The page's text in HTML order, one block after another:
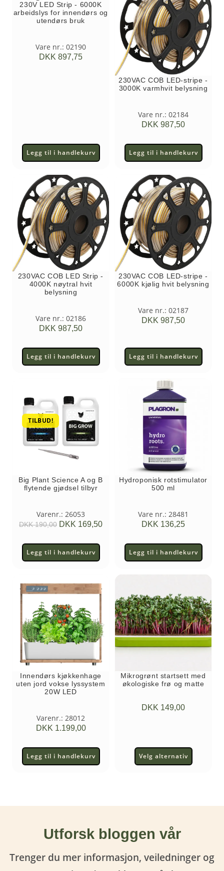
230V LED Strip - 6000K
arbeidslys for innendørs og
utendørs bruk
Vare nr.: 02190
DKK 897,75
Legg til i handlekurv
230VAC COB LED-stripe -
3000K varmhvit belysning
Vare nr.: 02184
DKK 987,50
Legg til i handlekurv
230VAC COB LED Strip -
4000K nøytral hvit
belysning
Vare nr.: 02186
DKK 987,50
Legg til i handlekurv
230VAC COB LED-stripe -
6000K kjølig hvit belysning
Vare nr.: 02187
DKK 987,50
Legg til i handlekurv
TILBUD!
Big Plant Science A og B
flytende gjødsel tilbyr
Varenr.: 26053
DKK190,00 DKK 169,50
Legg til i handlekurv
Hydroponisk rotstimulator
500 ml
Vare nr.: 28481
DKK 136,25
Legg til i handlekurv
Innendørs kjøkkenhage
uten jord vokse lyssystem
20W LED
Varenr.: 28012
DKK 1.199,00
Legg til i handlekurv
Mikrogrønt startsett med
økologiske frø og matte
DKK 149,00
Velg alternativ
Utforsk bloggen vår
Trenger du mer informasjon, veiledninger og